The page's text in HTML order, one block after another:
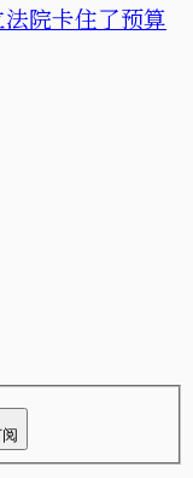
院卡住了预算